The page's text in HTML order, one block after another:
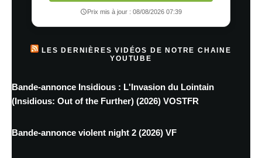
Prix mis à jour : 08/08/2026 07:39
LES DERNIÈRES VIDÉOS DE NOTRE CHAINE
YOUTUBE
Bande-annonce Insidious : L'Invasion du Lointain
(Insidious: Out of the Further) (2026) VOSTFR
Bande-annonce violent night 2 (2026) VF